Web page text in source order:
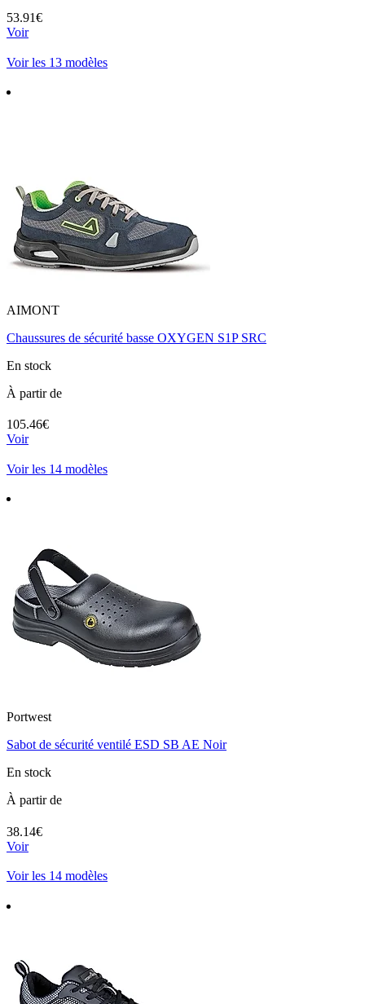
53.91€
Voir
Voir les 13 modèles
AIMONT
Chaussures de sécurité basse OXYGEN S1P SRC
En stock
À partir de
105.46€
Voir
Voir les 14 modèles
Portwest
Sabot de sécurité ventilé ESD SB AE Noir
En stock
À partir de
38.14€
Voir
Voir les 14 modèles